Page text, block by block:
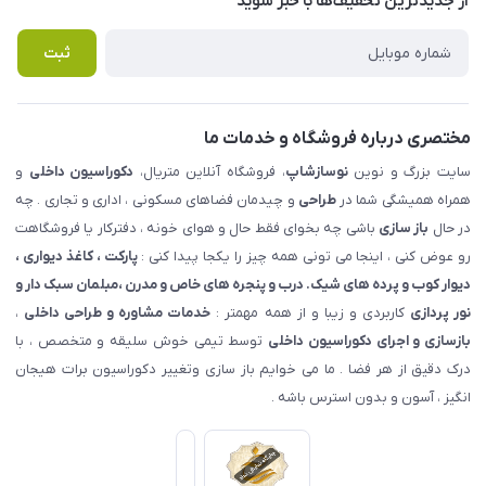
راهنما
پرسش های متداول
ثبت
مختصری درباره فروشگاه و خدمات ما
سایت بزرگ و نویننوسازشاپ، فروشگاه آنلاین متریال، دکوراسیون داخلی و
همراه همیشگی شما درطراحی و چیدمان فضاهای مسکونی ، اداری و تجاری . چه
در حال باز سازی باشی چه بخوای فقط حال و هوای خونه ، دفترکار یا فروشگاهت
رو عوض کنی ، اینجا می تونی همه چیز را یکجا پیدا کنی :پارکت ، کاغذ دیواری ،
دیوار کوب و پرده های شیک. درب و پنجره های خاص و مدرن ،مبلمان سبک دار و
نور پردازی کاربردی و زیبا و از همه مهمتر : خدمات مشاوره و طراحی داخلی ،
بازسازی و اجرای دکوراسیون داخلی توسط تیمی خوش سلیقه و متخصص ، با
درک دقیق از هر فضا . ما می خوایم باز سازی وتغییر دکوراسیون برات هیجان
انگیز ، آسون و بدون استرس باشه .